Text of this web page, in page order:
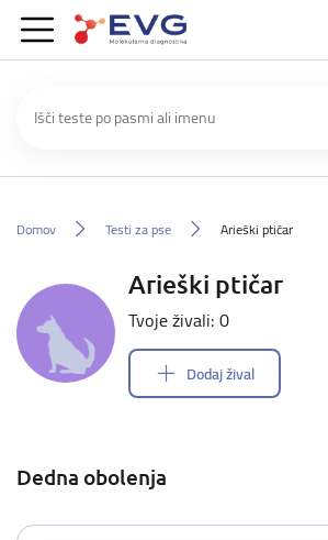
Domov Testi za pse Arieški ptičar
Arieški ptičar
Tvoje živali: 0
Dodaj žival
Dedna obolenja